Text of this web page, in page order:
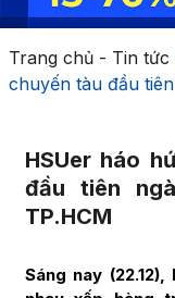
Trang chủ- Tin tức
chuyến tàu đầu
HSUer háo
đầu tiên
TP.HCM
Sáng nay